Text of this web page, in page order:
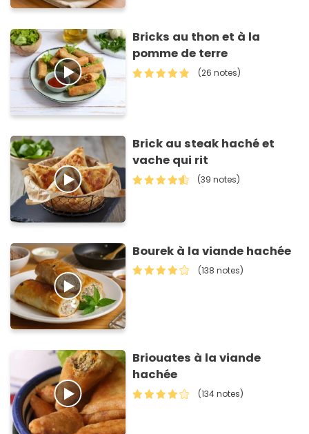
Bricks au thon et à la
pomme de terre
(26 notes)
Brick au steak haché et
vache qui rit
(39 notes)
Bourek à la viande hachée
(138 notes)
Briouates à la viande
hachée
(134 notes)